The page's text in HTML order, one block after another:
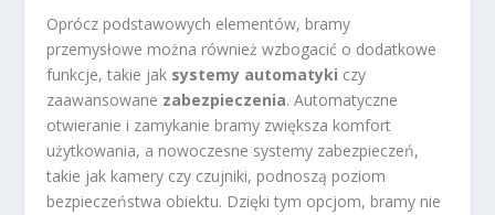
Oprócz podstawowych elementów, bramy
przemysłowe można również wzbogacić o dodatkowe
funkcje, takie jak systemy automatyki czy
zaawansowane zabezpieczenia. Automatyczne
otwieranie i zamykanie bramy zwiększa komfort
użytkowania, a nowoczesne systemy zabezpieczeń,
takie jak kamery czy czujniki, podnoszą poziom
bezpieczeństwa obiektu. Dzięki tym opcjom, bramy nie